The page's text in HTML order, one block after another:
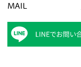
MAIL